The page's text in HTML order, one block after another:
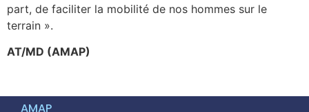
part, de faciliter la mobilité de nos hommes sur le
terrain ».
AT/MD (AMAP)
AMAP